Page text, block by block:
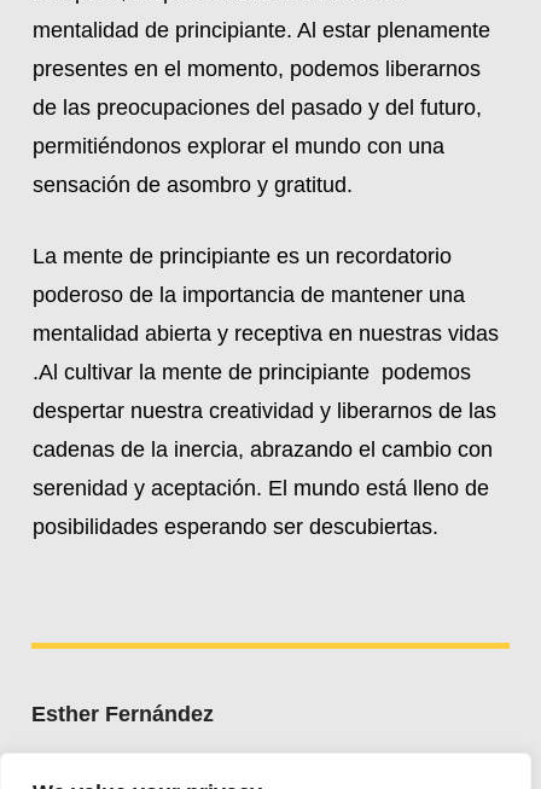
mentalidad de principiante. Al estar plenamente
presentes en el momento, podemos liberarnos
de las preocupaciones del pasado y del futuro,
permitiéndonos explorar el mundo con una
sensación de asombro y gratitud.
La mente de principiante es un recordatorio
poderoso de la importancia de mantener una
mentalidad abierta y receptiva en nuestras vidas
.Al cultivar la mente de principiante podemos
despertar nuestra creatividad y liberarnos de las
cadenas de la inercia, abrazando el cambio con
serenidad y aceptación. El mundo está lleno de
posibilidades esperando ser descubiertas.
Esther Fernández